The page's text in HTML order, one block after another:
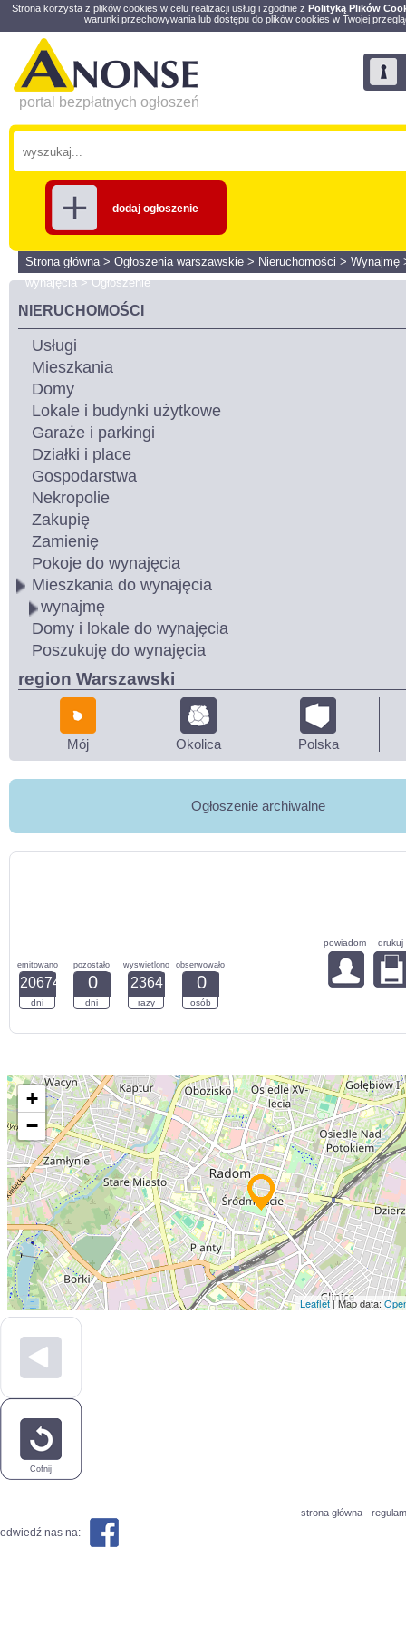
Strona korzysta z plików cookies w celu realizacji usług i zgodnie z Polityką Plików
warunki przechowywania lub dostępu do plików cookies w Twojej
portal bezpłatnych ogłoszeń
dodaj ogłoszenie
Strona główna> Ogłoszenia warszawskie > Nieruchomości > Wynajmę
wynajęcia>Ogłoszenie
NIERUCHOMOŚCI
Usługi
Mieszkania
Domy
Lokale i budynki użytkowe
Garaże i parkingi
Działki i place
Gospodarstwa
Nekropolie
Zakupię
Zamienię
Pokoje do wynajęcia
Mieszkania do wynajęcia
wynajmę
Domy i lokale do wynajęcia
Poszukuję do wynajęcia
region Warszawski
Mój Okolica Polska
Ogłoszenie archiwalne
emitowano
20674
dni
pozostało
0
dni
wyswietlono
2364
razy
obserwowało
0
osób
powiadom drukuj
+
−
Leaflet| Map data:
Cofnij
strona główna
odwiedź nas na: